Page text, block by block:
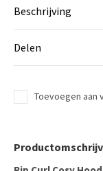
Beschrijving
Delen
Toevoegen aan